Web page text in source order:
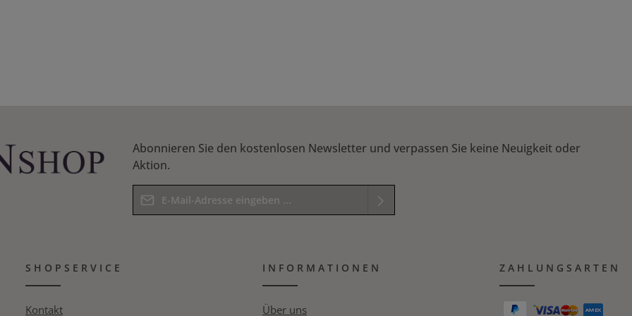
Abonnieren Sie den kostenlosen Newsletter und verpassen Sie keine Neuigkeit oder
Aktion.
E-Mail-Adresse*
Kenntnis genommen und die AGB gelesen und
bin mit ihnen einverstanden.*
Bitte geben Sie das Ergebnis der Gleichung in das nachfolgende Textfeld ein. *
SHOPSERVICE
Kontakt
INFORMATIONEN
Über uns
ZAHLUNGSARTEN